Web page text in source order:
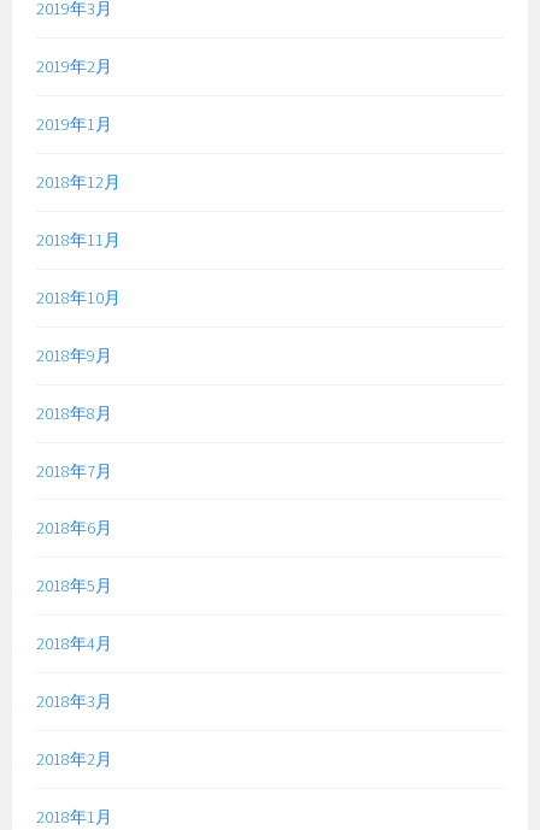
2019年3月
2019年2月
2019年1月
2018年12月
2018年11月
2018年10月
2018年9月
2018年8月
2018年7月
2018年6月
2018年5月
2018年4月
2018年3月
2018年2月
2018年1月